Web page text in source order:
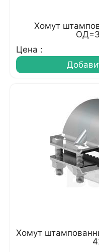
Хомут
Цена :
Хомут